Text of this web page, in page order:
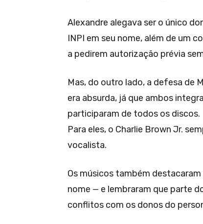
Alexandre alegava ser o único
INPI em seu nome, além de um
a pedirem autorização prévia
Mas, do outro lado, a defesa de
era absurda, já que ambos
participaram de todos os discos.
Para eles, o Charlie Brown Jr.
vocalista.
Os músicos também
nome — e lembraram que parte
conflitos com os donos do